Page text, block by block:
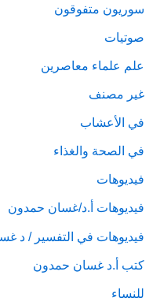
سوريون متفوقون
صوتيات
علم علماء معاصرين
غير مصنف
في الأعشاب
في الصحة والغذاء
فيديوهات
فيديوهات أ.د/غسان حمدون
فيديوهات في التفسير / د
كتب أ.د غسان حمدون
للنساء